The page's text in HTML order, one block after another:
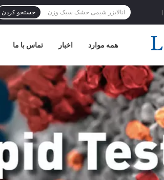
جستجو کردن
تماس با ما اخبار همه موارد